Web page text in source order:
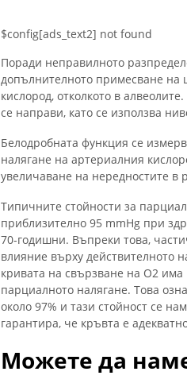
$config[ads_text2] not found
Поради неправилното
допълнителното примесване
кислород, отколкото в
се направи, като се използва
Белодробната функция се
налягане на артериалния
увеличаване на нередностите в
Типичните стойности за
приблизително 95 mmHg при
70-годишни. Въпреки това,
влияние върху действителното
кривата на свързване на O2
парциалното налягане. Това
около 97% и тази стойност се
гарантира, че кръвта е
Можете да